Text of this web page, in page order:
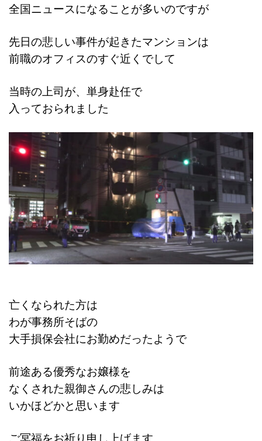
全国ニュースになることが多いのですが
先日の悲しい事件が起きたマンションは
前職のオフィスのすぐ近くでして
当時の上司が、単身赴任で
入っておられました
亡くなられた方は
わが事務所そばの
大手損保会社にお勤めだったようで
前途ある優秀なお嬢様を
なくされた親御さんの悲しみは
いかほどかと思います
ご冥福をお祈り申し上げます